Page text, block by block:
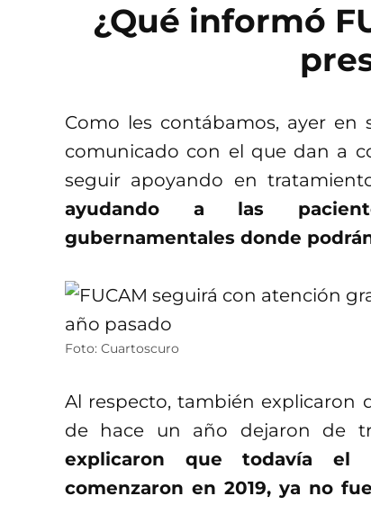
¿Qué informó
Como les contábamos, ayer en
comunicado con el que dan a
seguir apoyando en
ayudando a las
gubernamentales donde
Foto: Cuartoscuro
Al respecto, también explicaron
de hace un año dejaron de
explicaron que todavía el
comenzaron en 2019, ya no